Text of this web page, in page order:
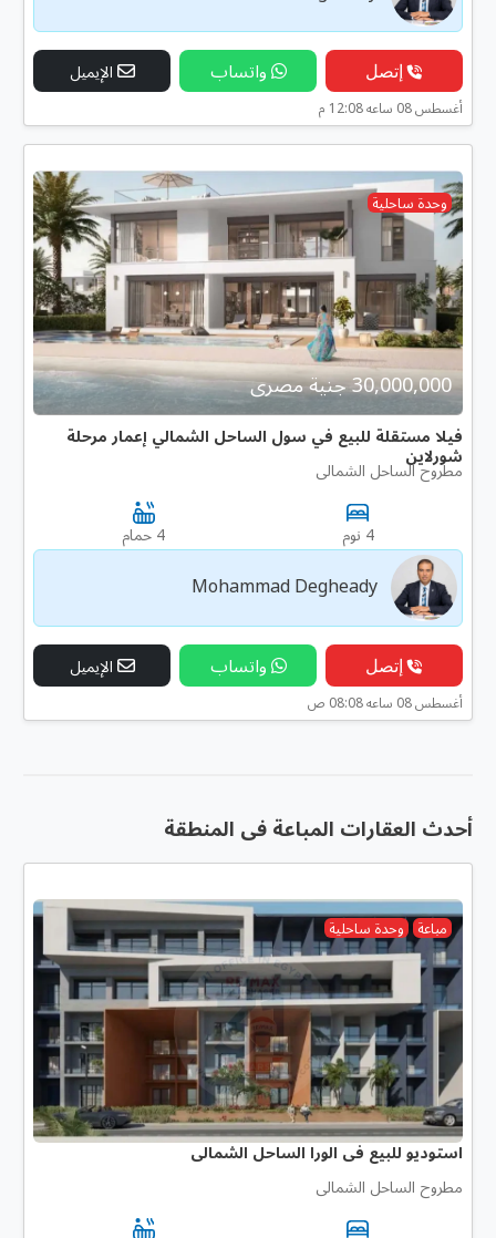
إتصل واتساب الإيميل
أغسطس 08 ساعه 12:08 م
وحدة ساحلية
30,000,000 جنية مصرى
فيلا مستقلة للبيع في سول الساحل الشمالي إعمار مرحلة
شورلاين
مطروح الساحل الشمالى
4 نوم 4 حمام
Mohammad Degheady
إتصل واتساب الإيميل
أغسطس 08 ساعه 08:08 ص
أحدث العقارات المباعة فى المنطقة
مباعة وحدة ساحلية
استوديو للبيع فى الورا الساحل الشمالى
مطروح الساحل الشمالى